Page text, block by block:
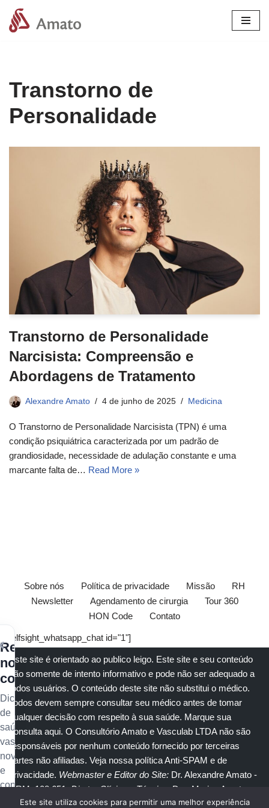
Pular
Transtorno de
Personalidade
Transtorno de Personalidade
Narcisista: Compreensão e
Abordagens de Tratamento
Alexandre Amato 4 de junho de 2025 Medicina
O Transtorno de Personalidade Narcisista (TPN) é uma
condição psiquiátrica caracterizada por um padrão de
grandiosidade, necessidade de adulação constante e uma
marcante falta de… Read More »
Sobre nós Política de privacidade Missão
RH
Newsletter
Agendamento de cirurgia
Tour 360
HON Code
Contato
[elfsight_whatsapp_chat id="1"]
Este site é orientado ao publico leigo. Este site e seu conteúdo
são somente de intento informativo e pode não ser adequado a
todos usuários. O conteúdo deste site não substitui o médico.
Todos devem sempre consultar seu médico antes de tomar
qualquer decisão com respeito à sua saúde. Marque sua
consulta aqui. O Consultório Amato e Vasculab LTDA não são
responsáveis por nenhum conteúdo fornecido por terceiras
partes não afiliadas. Veja nossa política Anti-SPAM e de
privacidade. Webmaster e Editor do Site: Dr. Alexandre Amato -
CRM: 108.651
. Diretor Clínico e Técnico
: Dra. Marisa Amato
CRM 30400 RTE 056950.
Receba
nossos
conteúdos
Dicas
de
saúde
vascular,
novidades
e
conteúdo
exclusivo
Este site utiliza cookies para permitir uma melhor experiência